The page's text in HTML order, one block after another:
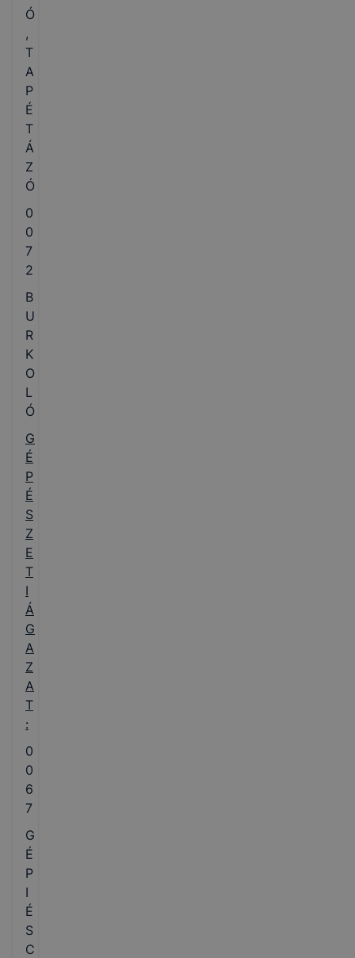
Ó
,
T
A
P
É
T
Á
Z
Ó
0
0
7
2
B
U
R
K
O
L
Ó
G
É
P
É
S
Z
E
T
I
Á
G
A
Z
A
T
:
0
0
6
7
G
É
P
I
É
S
C